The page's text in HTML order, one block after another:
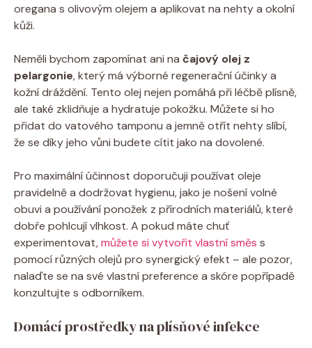
oregana s olivovým olejem a aplikovat na nehty a okolní
kůži.
Neměli bychom zapomínat ani na čajový olej z
pelargonie, který má výborné regenerační účinky a
kožní dráždění. Tento olej nejen pomáhá při léčbě plísně,
ale také zklidňuje a hydratuje pokožku. Můžete si ho
přidat do vatového tamponu a jemně otřít nehty slíbí,
že se díky jeho vůni budete cítit jako na dovolené.
Pro maximální účinnost doporučuji používat oleje
pravidelně a dodržovat hygienu, jako je nošení volné
obuvi a používání ponožek z přírodních materiálů, které
dobře pohlcují vlhkost. A pokud máte chuť
experimentovat,můžete si vytvořit vlastní směs s
pomocí různých olejů pro synergický efekt – ale pozor,
nalaďte se na své vlastní preference a skóre popřípadě
konzultujte s odborníkem.
Domácí prostředky na plísňové infekce